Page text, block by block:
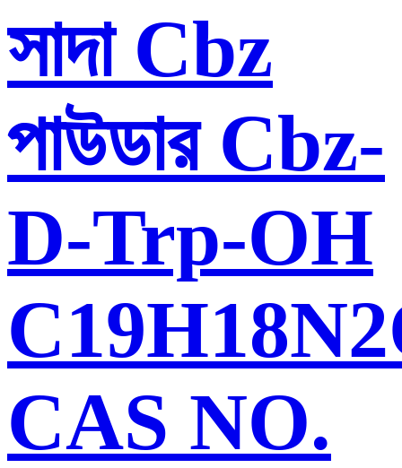
সাদা Cbz
পাউডার Cbz-
D-Trp-OH
CAS NO.